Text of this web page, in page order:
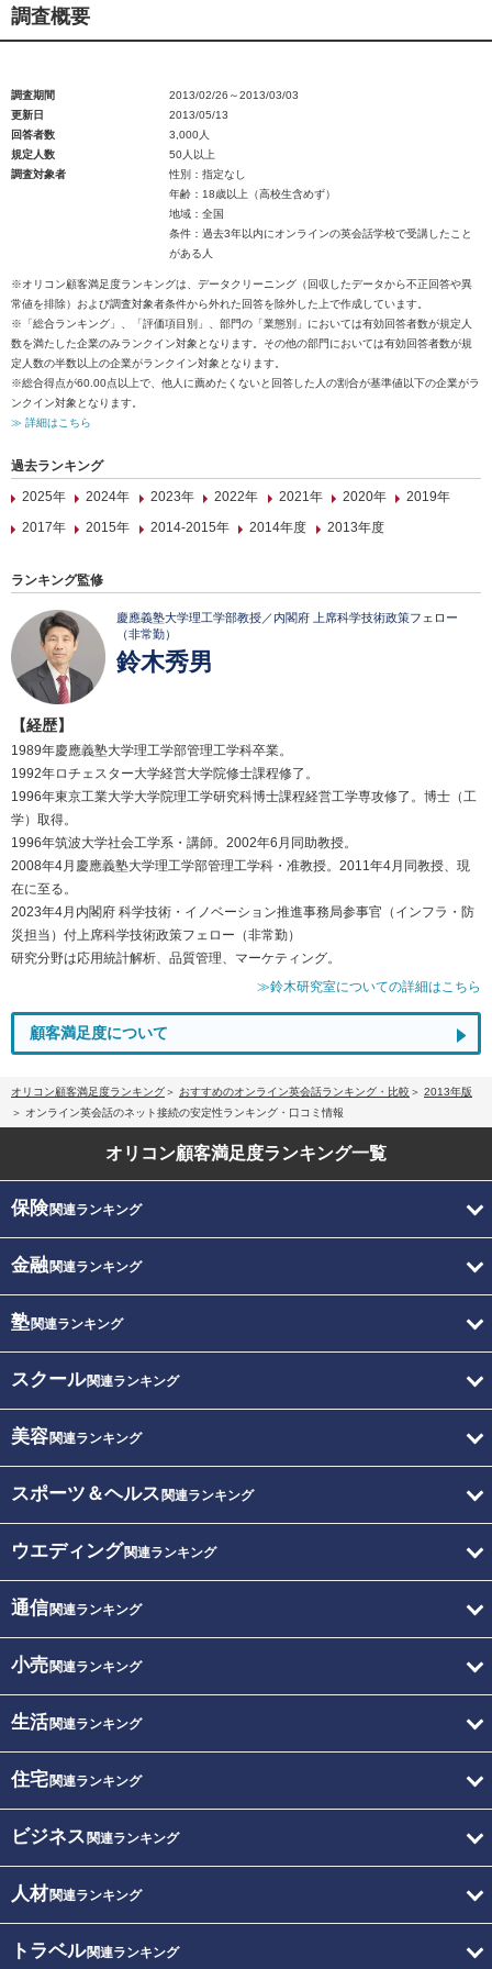
調査概要
調査期間
2013/02/26～2013/03/03
更新日
2013/05/13
回答者数
3,000人
規定人数
50人以上
調査対象者
性別：指定なし
年齢：18歳以上（高校生含めず）
地域：全国
条件：過去3年以内にオンラインの英会話学校で受講したこと
がある人
※オリコン顧客満足度ランキングは、データクリーニング（回収したデータから不正回答や異
常値を排除）および調査対象者条件から外れた回答を除外した上で作成しています。
※「総合ランキング」、「評価項目別」、部門の「業態別」においては有効回答者数が規定人
数を満たした企業のみランクイン対象となります。その他の部門においては有効回答者数が規
定人数の半数以上の企業がランクイン対象となります。
※総合得点が60.00点以上で、他人に薦めたくないと回答した人の割合が基準値以下の企業がラ
ンクイン対象となります。
≫ 詳細はこちら
過去ランキング
2025年
2024年 2023年 2022年 2021年 2020年
2019年
2017年
2015年 2014-2015年 2014年度 2013年度
ランキング監修
慶應義塾大学理工学部教授／内閣府 上席科学技術政策フェロー
（非常勤）
鈴木秀男
【経歴】
1989年慶應義塾大学理工学部管理工学科卒業。
1992年ロチェスター大学経営大学院修士課程修了。
1996年東京工業大学大学院理工学研究科博士課程経営工学専攻修了。博士（工
学）取得。
1996年筑波大学社会工学系・講師。2002年6月同助教授。
2008年4月慶應義塾大学理工学部管理工学科・准教授。2011年4月同教授、現
在に至る。
2023年4月内閣府 科学技術・イノベーション推進事務局参事官（インフラ・防
災担当）付上席科学技術政策フェロー（非常勤）
研究分野は応用統計解析、品質管理、マーケティング。
≫鈴木研究室についての詳細はこちら
顧客満足度について
オリコン顧客満足度ランキング おすすめのオンライン英会話ランキング・比較
2013年版
オンライン英会話のネット接続の安定性ランキング・口コミ情報
オリコン顧客満足度ランキング一覧
保険関連ランキング
金融関連ランキング
塾関連ランキング
スクール関連ランキング
美容関連ランキング
スポーツ＆ヘルス 関連ランキング
ウエディング関連ランキング
通信関連ランキング
小売関連ランキング
生活関連ランキング
住宅関連ランキング
ビジネス 関連ランキング
人材関連ランキング
トラベル関連ランキング